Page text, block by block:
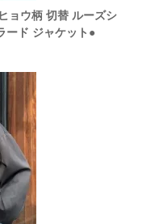
ョウ柄 切替 ルーズシ
ード ジャケット●